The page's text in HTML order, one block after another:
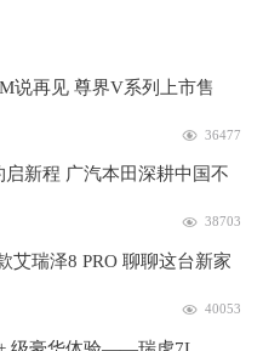
说再见 尊界V系列上市售
36477
启新程 广汽本田深耕中国不
38703
艾瑞泽8 PRO 聊聊这台新家
40053